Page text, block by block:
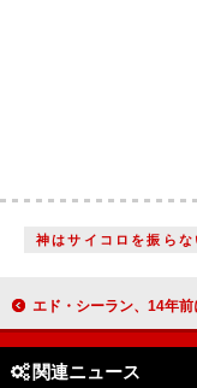
神はサイコロを振らな
エド・シーラン、14年前に「Lego House」で共演したルパート・グリン
関連ニュース